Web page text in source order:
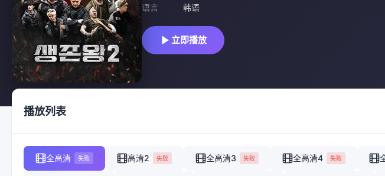
语言
韩语
立即播放
播放列表
全高清 失败 高清2 失败 全高清3 失败 全高清4 失败